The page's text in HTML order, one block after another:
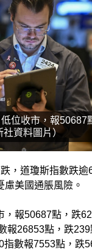
位收市，報50687
社資料圖片）
，道瓊斯指數跌逾
美國通脹風險。
，報50687點，跌
報26853點，跌
指數報7553點，跌